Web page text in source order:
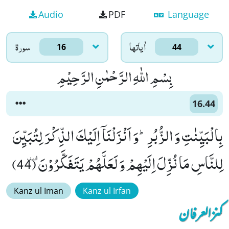
Audio PDF Language
سورۃ 16 اٰياتها 44
بِسْمِ اللّٰهِ الرَّحْمٰنِ الرَّحِیْمِ
16.44
بِالْبَیِّنٰتِ وَ الزُّبُرِؕ-وَ اَنْزَلْنَاۤ اِلَیْكَ الذِّكْرَ لِتُبَیِّنَ
لِلنَّاسِ مَا نُزِّلَ اِلَیْهِمْ وَ لَعَلَّهُمْ یَتَفَكَّرُوْنَٜ (44)
Kanz ul Iman Kanz ul Irfan
کنزالعرفان